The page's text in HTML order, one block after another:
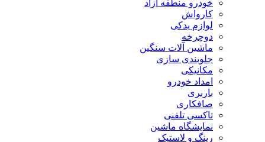
خودرو منطقه آزاد
کارواش
لوازم یدکی
دوچرخه
ماشین آلات سنگین
جلوبندی سازی
مکانیکی
امداد خودرو
باربری
صافکاری
تاکسی تلفنی
نمایشگاه ماشین
رینگ و لاستیک